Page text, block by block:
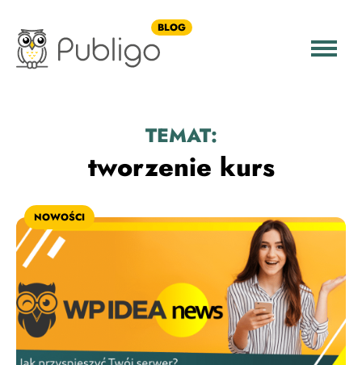
BLOG
TEMAT:
tworzenie kurs
NOWOŚCI